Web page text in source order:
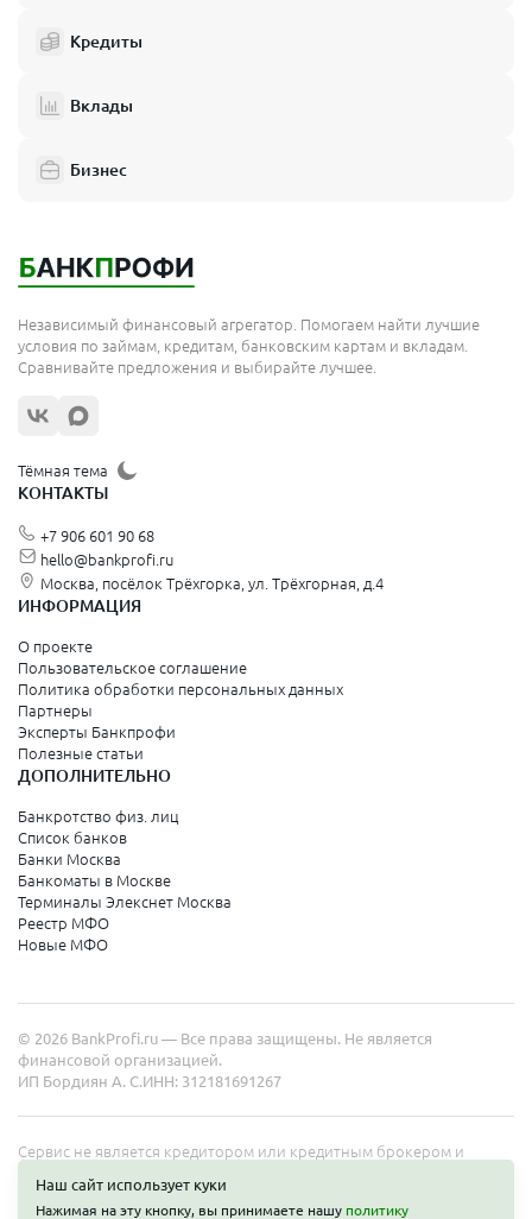
Кредиты
Вклады
Бизнес
Независимый финансовый агрегатор. Помогаем найти лучшие
условия по займам, кредитам, банковским картам и вкладам.
Сравнивайте предложения и выбирайте лучшее.
Тёмная тема
КОНТАКТЫ
+7 906 601 90 68
hello@bankprofi.ru
Москва, посёлок Трёхгорка, ул. Трёхгорная, д.4
ИНФОРМАЦИЯ
О проекте
Пользовательское соглашение
Политика обработки персональных данных
Партнеры
Эксперты Банкпрофи
Полезные статьи
ДОПОЛНИТЕЛЬНО
Банкротство физ. лиц
Список банков
Банки Москва
Банкоматы в Москве
Терминалы Элекснет Москва
Реестр МФО
Новые МФО
© 2026 BankProfi.ru — Все права защищены. Не является
финансовой организацией.
ИП Бордиян А. С. ИНН: 312181691267
Сервис не является кредитором или кредитным брокером и
на сайте не является публичной офертой. Полные условия услуг
уточняйте на сайте организаций.
Наш сайт использует куки
Нажимая на эту кнопку, вы принимаете нашу политику